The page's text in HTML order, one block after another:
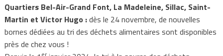
Quartiers Bel-Air-Grand Font, La Madeleine, Sillac, Saint-
Martin et Victor Hugo :dès le 24 novembre, de nouvelles
bornes dédiées au tri des déchets alimentaires sont disponibles
près de chez vous !